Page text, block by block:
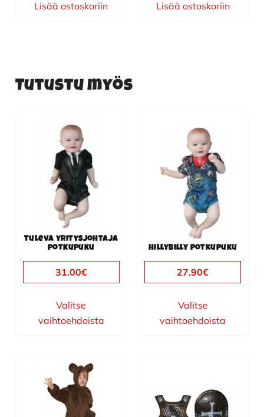
Lisää ostoskoriin Lisää ostoskoriin
Tutustu myös
Tuleva yritysjohtaja
potkupuku
31.00€
Valitse
vaihtoehdoista
tuotteella
useampi
muunnelma.
tuotteen
sivulla.
Hillybilly potkupuku
27.90€
Valitse
vaihtoehdoista
useampi
muunnelma.
tuotteen
sivulla.
tuotteella